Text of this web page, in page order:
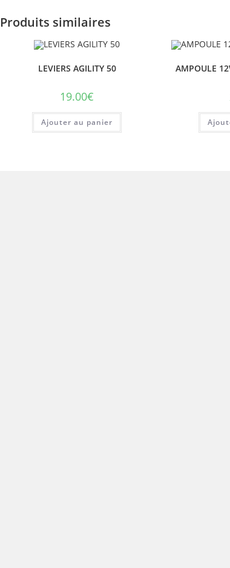
Produits similaires
LEVIERS AGILITY 50
19.00€
Ajouter au panier
AMPOULE